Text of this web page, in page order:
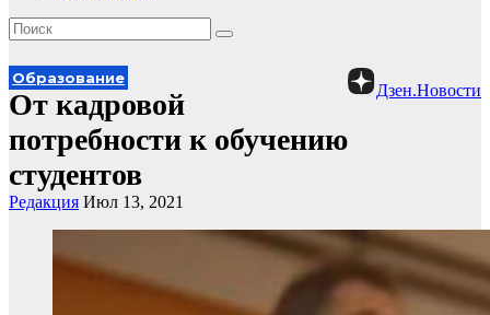
Дзен.Новости
Образование
От кадровой
потребности к обучению
студентов
Редакция Июл 13, 2021